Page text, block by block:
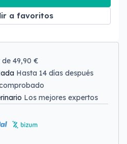
a favoritos
49,90 €
Hasta 14 días después
Los mejores expertos